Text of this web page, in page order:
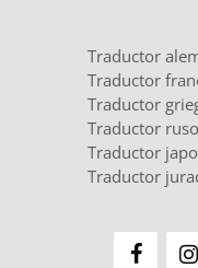
Traductor
Traductor
Traductor
Traductor ruso
Traductor
Traductor